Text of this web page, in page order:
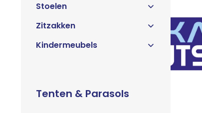
Stoelen
Zitzakken
Kindermeubels
Tenten & Parasols